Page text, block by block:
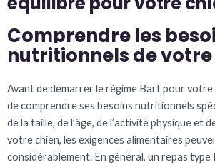
Comprendre les
nutritionnels de
Avant de démarrer le régime Barf pour votre
de comprendre ses besoins nutritionnels
de la taille, de l’âge, de l’activité physique et
votre chien, les exigences alimentaires
considérablement. En général, un repas